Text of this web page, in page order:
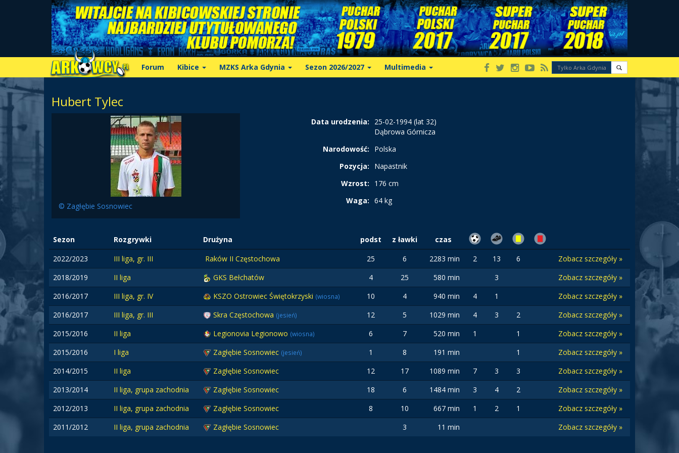
Forum Kibice MZKS Arka Gdynia Sezon 2026/2027 Multimedia
Hubert Tylec
© Zagłębie Sosnowiec
Data urodzenia:
25-02-1994 (lat 32)
Dąbrowa Górnicza
Narodowość:
Polska
Pozycja:
Napastnik
Wzrost:
176 cm
Waga: 64 kg
Sezon Rozgrywki Drużyna podst z ławki
czas
2022/2023
III liga, gr. III Raków II Częstochowa 25 6 2283 min 2 13 6
Zobacz szczegóły »
2018/2019
II liga GKS Bełchatów 4 25 580 min 3
Zobacz szczegóły »
2016/2017
III liga, gr. IV KSZO Ostrowiec Świętokrzyski (wiosna) 10 4 940 min 4 1
Zobacz szczegóły »
2016/2017
III liga, gr. III Skra Częstochowa (jesień) 12 5 1029 min 4 3 2
Zobacz szczegóły »
2015/2016
II liga Legionovia Legionowo (wiosna) 6 7 520 min 1 1
Zobacz szczegóły »
2015/2016
I liga Zagłębie Sosnowiec (jesień) 1 8 191 min 1
Zobacz szczegóły »
2014/2015
II liga Zagłębie Sosnowiec 12 17 1089 min 7 3 3
Zobacz szczegóły »
2013/2014
II liga, grupa zachodnia Zagłębie Sosnowiec 18 6 1484 min 3 4 2
Zobacz szczegóły »
2012/2013
II liga, grupa zachodnia Zagłębie Sosnowiec 8 10 667 min 1 2 1
Zobacz szczegóły »
2011/2012
II liga, grupa zachodnia Zagłębie Sosnowiec 3 11 min Zobacz szczegóły »